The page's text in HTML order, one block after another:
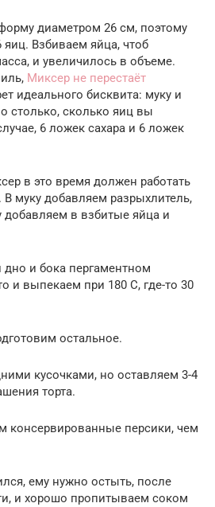
диаметром 26 см, поэтому
яиц. Взбиваем яйца, чтоб
и увеличилось в объеме.
Миксер не перестаёт
идеального бисквита: муку и
столько, сколько яиц вы
6 ложек сахара и 6 ложек
в это время должен работать
муку добавляем разрыхлитель,
в взбитые яйца и
и бока пергаментном
и выпекаем при 180 С, где-то 30
остальное.
кусочками, но оставляем 3-4
торта.
консервированные персики, чем
ему нужно остыть, после
и хорошо пропитываем соком